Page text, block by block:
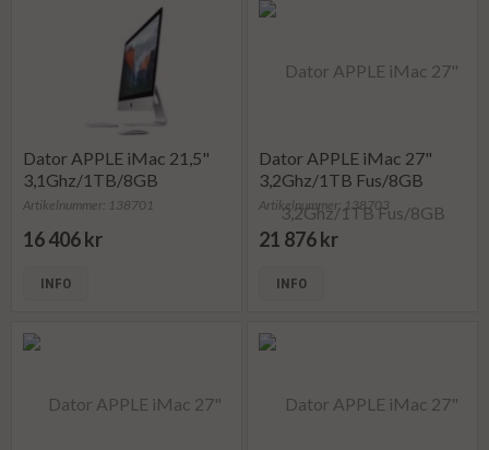
Dator APPLE iMac 21,5"
3,1Ghz/1TB/8GB
Artikelnummer: 138701
16 406 kr
INFO
Dator APPLE iMac 27"
3,2Ghz/1TB Fus/8GB
Artikelnummer: 138703
21 876 kr
INFO